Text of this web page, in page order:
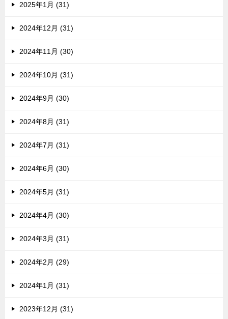
2025年1月 (31)
2024年12月 (31)
2024年11月 (30)
2024年10月 (31)
2024年9月 (30)
2024年8月 (31)
2024年7月 (31)
2024年6月 (30)
2024年5月 (31)
2024年4月 (30)
2024年3月 (31)
2024年2月 (29)
2024年1月 (31)
2023年12月 (31)